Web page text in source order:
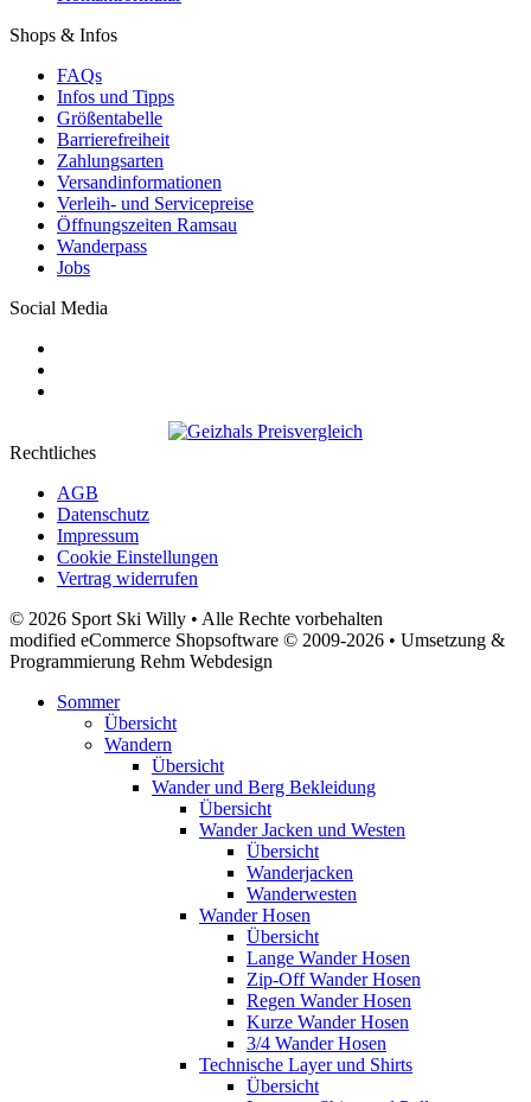
Shops & Infos
FAQs
Infos und Tipps
Größentabelle
Barrierefreiheit
Zahlungsarten
Versandinformationen
Verleih- und Servicepreise
Öffnungszeiten Ramsau
Wanderpass
Jobs
Social Media
Rechtliches
AGB
Datenschutz
Impressum
Cookie Einstellungen
Vertrag widerrufen
© 2026 Sport Ski Willy • Alle Rechte vorbehalten
modified eCommerce Shopsoftware © 2009-2026 • Umsetzung &
Programmierung Rehm Webdesign
Sommer
Übersicht
Wandern
Übersicht
Wander und Berg Bekleidung
Übersicht
Wander Jacken und Westen
Übersicht
Wanderjacken
Wanderwesten
Wander Hosen
Übersicht
Lange Wander Hosen
Zip-Off Wander Hosen
Regen Wander Hosen
Kurze Wander Hosen
3/4 Wander Hosen
Technische Layer und Shirts
Übersicht